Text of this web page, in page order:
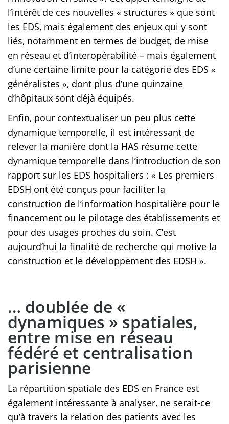
l’intérêt de ces nouvelles « structures » que sont
les EDS, mais également des enjeux qui y sont
liés, notamment en termes de budget, de mise
en réseau et d’interopérabilité – mais également
d’une certaine limite pour la catégorie des EDS «
généralistes », dont plus d’une quinzaine
d’hôpitaux sont déjà équipés.
Enfin, pour contextualiser un peu plus cette
dynamique temporelle, il est intéressant de
relever la manière dont la HAS résume cette
dynamique temporelle dans l’introduction de son
rapport sur les EDS hospitaliers : « Les premiers
EDSH ont été conçus pour faciliter la
construction de l’information hospitalière pour le
financement ou le pilotage des établissements et
pour des usages proches du soin. C’est
aujourd’hui la finalité de recherche qui motive la
construction et le développement des EDSH ».
… doublée de «
dynamiques » spatiales,
entre mise en réseau
fédéré et centralisation
parisienne
La répartition spatiale des EDS en France est
également intéressante à analyser, ne serait-ce
qu’à travers la relation des patients avec les